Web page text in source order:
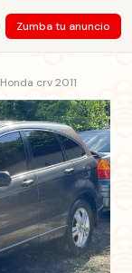
Zumba tu anuncio
Honda crv 2011